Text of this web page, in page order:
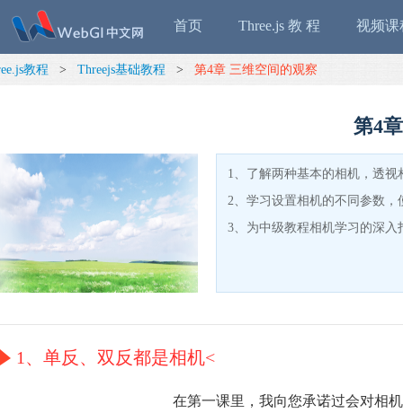
首页 Three.js 教 程 视频课
教程 > Threejs基础教程 > 第4章 三维空间的观察
第4
1、了解两种基本的相机，透视
2、学习设置相机的不同参数，
3、为中级教程相机学习的深入
1、单反、双反都是相机<
在第一课里，我向您承诺过会对相